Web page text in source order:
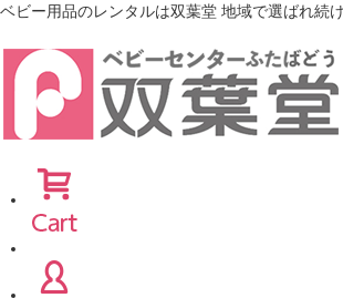
ベビー用品のレンタルは双葉堂 地域で選ばれ続